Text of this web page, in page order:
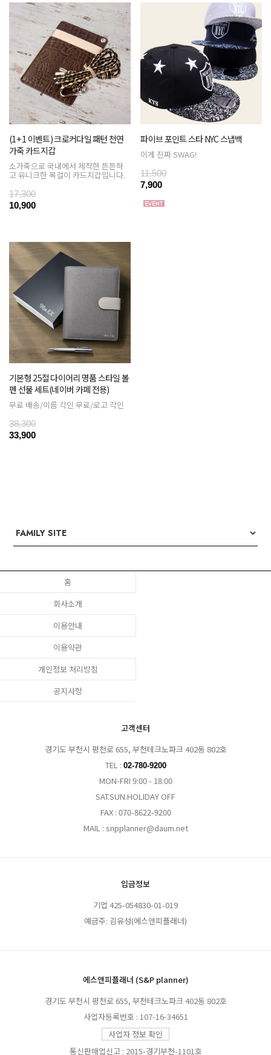
(1+ 1 이벤트) 크로커다일 패턴 천연
가죽 카드지갑
소가죽으로 국내에서 제작한 튼튼하
고 유니크한 목걸이 카드지갑입니다.
17,300
10,900
파이브 포인트 스타 NYC 스냅백
이게 진짜 SWAG!
11,500
7,900
기본형 25절 다이어리 명품 스타일 볼
펜 선물 세트(네이버 카페 전용)
무료 배송/이름 각인 무료/로고 각인
38,300
33,900
홈
회사소개
이용안내
이용약관
개인정보 처리방침
공지사항
고객센터
경기도 부천시 평천로 655, 부천테크노파크 402동 802호
TEL : 02-780-9200
MON-FRI 9:00 - 18:00
SAT.SUN.HOLIDAY OFF
FAX : 070-8622-9200
MAIL : snpplanner@daum.net
입금정보
기업 425-054830-01-019
예금주: 김유성(에스앤피플래너)
에스앤피플래너 (S&P planner)
경기도 부천시 평천로 655, 부천테크노파크 402동 802호
사업자등록번호 : 107-16-34651
사업자 정보 확인
통신판매업신고 : 2015-경기부천-1101호